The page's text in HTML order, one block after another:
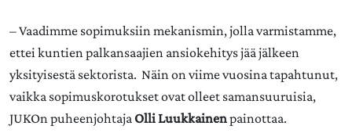
– Vaadimme sopimuksiin mekanismin, jolla varmistamme,
ettei kuntien palkansaajien ansiokehitys jää jälkeen
yksityisestä sektorista. Näin on viime vuosina tapahtunut,
vaikka sopimuskorotukset ovat olleet samansuuruisia,
JUKOn puheenjohtaja Olli Luukkainenpainottaa.